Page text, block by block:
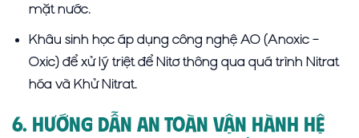
mặt nước.
Khâu sinh học áp dụng công nghệ AO (Anoxic –
Oxic) để xử lý triệt để Nitơ thông qua quá trình Nitrat
hóa và Khử Nitrat.
6. Hướng Dẫn An Toàn Vận Hành Hệ